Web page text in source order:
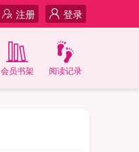
登录
注册
阅读记录
会员书架